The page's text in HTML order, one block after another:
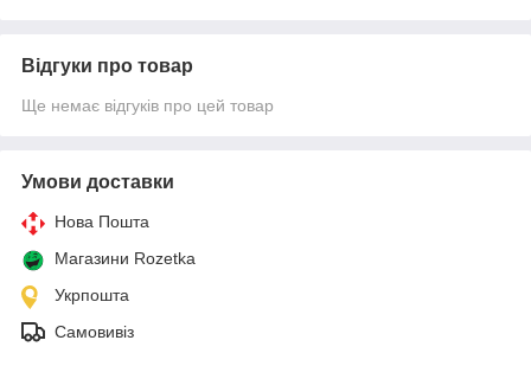
Відгуки про товар
Ще немає відгуків про цей товар
Умови доставки
Нова Пошта
Магазини Rozetka
Укрпошта
Самовивіз